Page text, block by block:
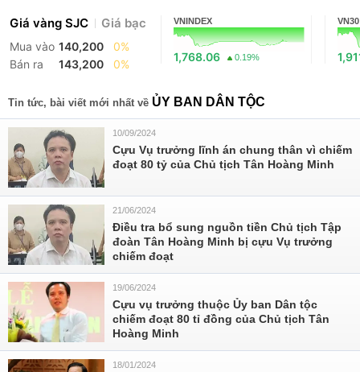
Giá vàng SJC Giá bạc
Mua vào 140,200
0%
Bán ra
143,200 0%
VNINDEX
1,768.06 0.19%
VN30
Tin tức, bài viết mới nhất về ỦY BAN DÂN TỘC
10/09/2024
Cựu Vụ trưởng lĩnh án chung thân vì chiếm
đoạt 80 tỷ của Chủ tịch Tân Hoàng Minh
21/06/2024
Điều tra bổ sung nguồn tiền Chủ tịch Tập
đoàn Tân Hoàng Minh bị cựu Vụ trưởng
chiếm đoạt
19/06/2024
Cựu vụ trưởng thuộc Ủy ban Dân tộc
chiếm đoạt 80 tỉ đồng của Chủ tịch Tân
Hoàng Minh
18/01/2024